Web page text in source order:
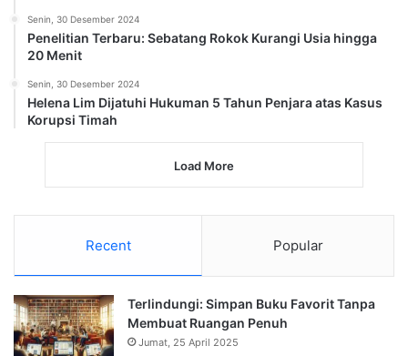
Senin, 30 Desember 2024
Penelitian Terbaru: Sebatang Rokok Kurangi Usia hingga
20 Menit
Senin, 30 Desember 2024
Helena Lim Dijatuhi Hukuman 5 Tahun Penjara atas Kasus
Korupsi Timah
Load More
Recent Popular
Terlindungi: Simpan Buku Favorit Tanpa
Membuat Ruangan Penuh
Jumat, 25 April 2025